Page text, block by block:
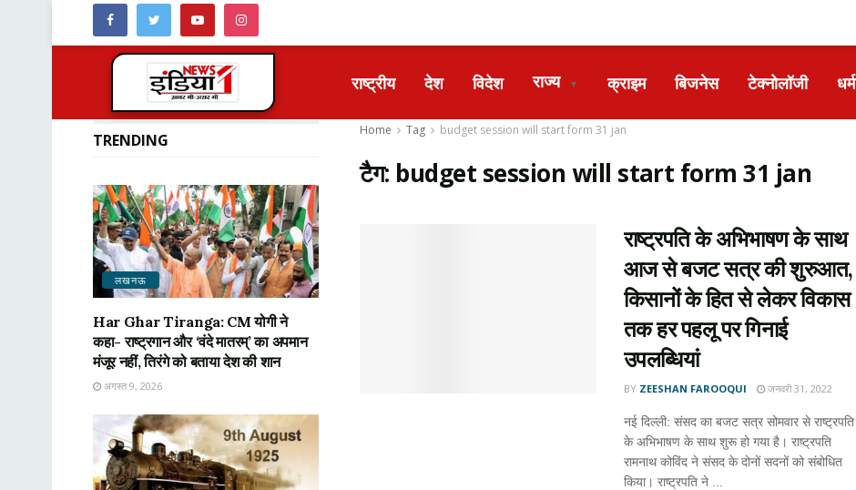
राष्ट्रीय देश विदेश राज्य ▼ क्राइम बिजनेस टेक्नोलॉजी धर्म
Home Tag budget session will start form 31 jan
टैग: budget session will start form 31 jan
राष्ट्रपति के अभिभाषण के साथ
आज से बजट सत्र की शुरुआत,
किसानों के हित से लेकर विकास
तक हर पहलू पर गिनाई
उपलब्धियां
BY ZEESHAN FAROOQUI जनवरी 31, 2022
नई दिल्ली: संसद का बजट सत्र सोमवार से राष्ट्रपति
के अभिभाषण के साथ शुरू हो गया है। राष्ट्रपति
रामनाथ कोविंद ने संसद के दोनों सदनों को संबोधित
किया। राष्ट्रपति ने ...
TRENDING
लखनऊ
Har Ghar Tiranga: CM योगी ने
कहा- राष्ट्रगान और ‘वंदे मातरम्’ का अपमान
मंजूर नहीं, तिरंगे को बताया देश की शान
अगस्त 9, 2026